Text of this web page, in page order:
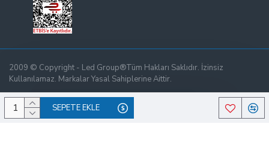
Tek Tıkla Ödeme Kolaylığı
7/24 Canlı Destek
%100 Sorunsuz Alışveriş
SEPETE EKLE
2009 © Copyright - Led Group®Tüm Hakları Saklıdır. İzinsiz
Kullanılamaz. Markalar Yasal Sahiplerine Aittir.